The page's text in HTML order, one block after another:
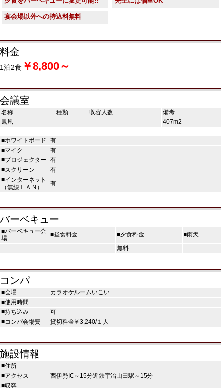
宴会場以外への持込料無料
料金
1泊2食 ￥8,800～
会議室
名称 種類 収容人数
備考
鳳凰
407m2
■ホワイトボード
有
■マイク
有
■プロジェクター
有
■スクリーン
有
■インターネット
（無線ＬＡＮ）
有
バーベキュー
■バーベキュー会
場
■昼食料金 ■夕食料金 ■雨天
無料
コンパ
■会場
カラオケルームいこい
■使用時間
■持ち込み
可
■コンパ会場費
貸切料金￥3,240/１人
施設情報
■住所
■アクセス
西伊勢IC～15分近鉄宇治山田駅～15分
■収容